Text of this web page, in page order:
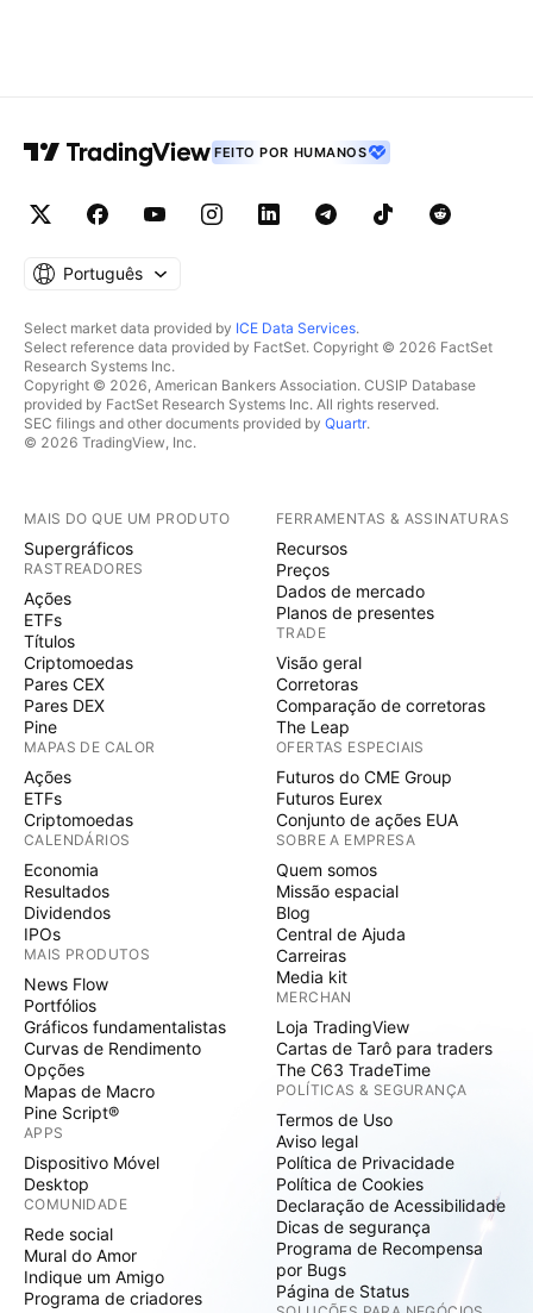
FEITO POR HUMANOS
Português
Select market data provided by ICE Data Services.
Select reference data provided by FactSet. Copyright © 2026 FactSet
Research Systems Inc.
Copyright © 2026, American Bankers Association. CUSIP Database
provided by FactSet Research Systems Inc. All rights reserved.
SEC filings and other documents provided by Quartr.
© 2026 TradingView, Inc.
MAIS DO QUE UM PRODUTO
Supergráficos
RASTREADORES
Ações
ETFs
Títulos
Criptomoedas
Pares CEX
Pares DEX
Pine
MAPAS DE CALOR
Ações
ETFs
Criptomoedas
CALENDÁRIOS
Economia
Resultados
Dividendos
IPOs
MAIS PRODUTOS
News Flow
Portfólios
Gráficos fundamentalistas
Curvas de Rendimento
Opções
Mapas de Macro
Pine Script®
APPS
Dispositivo Móvel
Desktop
COMUNIDADE
Rede social
Mural do Amor
Indique um Amigo
Programa de criadores
FERRAMENTAS & ASSINATURAS
Recursos
Preços
Dados de mercado
Planos de presentes
TRADE
Visão geral
Corretoras
Comparação de corretoras
The Leap
OFERTAS ESPECIAIS
Futuros do CME Group
Futuros Eurex
Conjunto de ações EUA
SOBRE A EMPRESA
Quem somos
Missão espacial
Blog
Central de Ajuda
Carreiras
Media kit
MERCHAN
Loja TradingView
Cartas de Tarô para traders
The C63 TradeTime
POLÍTICAS & SEGURANÇA
Termos de Uso
Aviso legal
Política de Privacidade
Política de Cookies
Declaração de Acessibilidade
Dicas de segurança
Programa de Recompensa
por Bugs
Página de Status